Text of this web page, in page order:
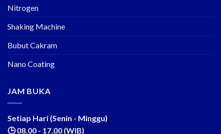
Nitrogen
Shaking Machine
Bubut Cakram
Nano Coating
JAM BUKA
Setiap Hari (Senin - Minggu)
🕒 08.00 - 17.00 (WIB)